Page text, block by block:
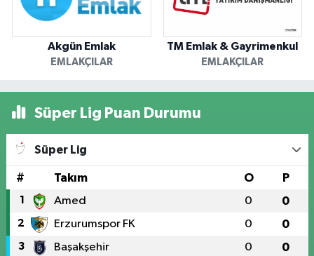
Akgün Emlak
EMLAKÇILAR
TM Emlak & Gayrimenkul
EMLAKÇILAR
Süper Lig Puan Durumu
Süper Lig
# Takım O P
1 Amed 0 0
2 Erzurumspor FK 0 0
3 Başakşehir 0 0